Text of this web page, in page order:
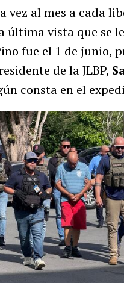
vez al mes a cada
última vista que se
fue el 1 de junio,
de la JLBP,
consta en el